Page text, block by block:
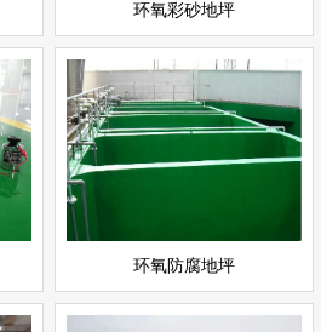
环氧彩砂地坪
环氧防腐地坪
环氧防腐地坪
环氧地坪
查看详情
立即询问